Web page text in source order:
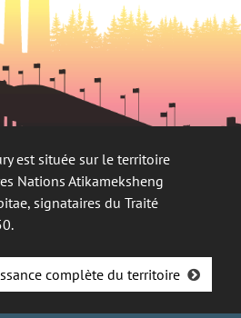
est située sur le territoire
Nations Atikameksheng
signataires du Traité
complète du territoire